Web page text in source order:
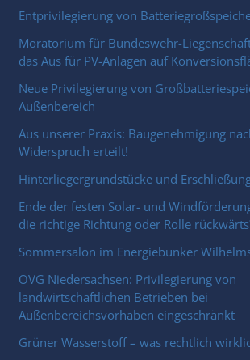
Entprivilegierung von
Moratorium für Bundeswehr-
das Aus für PV-Anlagen auf
Neue Privilegierung von
Außenbereich
Aus unserer Praxis: Baugenehmigung
Widerspruch erteilt!
Hinterliegergrundstücke und
Ende der festen Solar- und
die richtige Richtung oder Rolle
Sommersalon im Energiebunker
OVG Niedersachsen: Privilegierung von
landwirtschaftlichen Betrieben bei
Außenbereichsvorhaben eingeschränkt
Grüner Wasserstoff – was rechtlich